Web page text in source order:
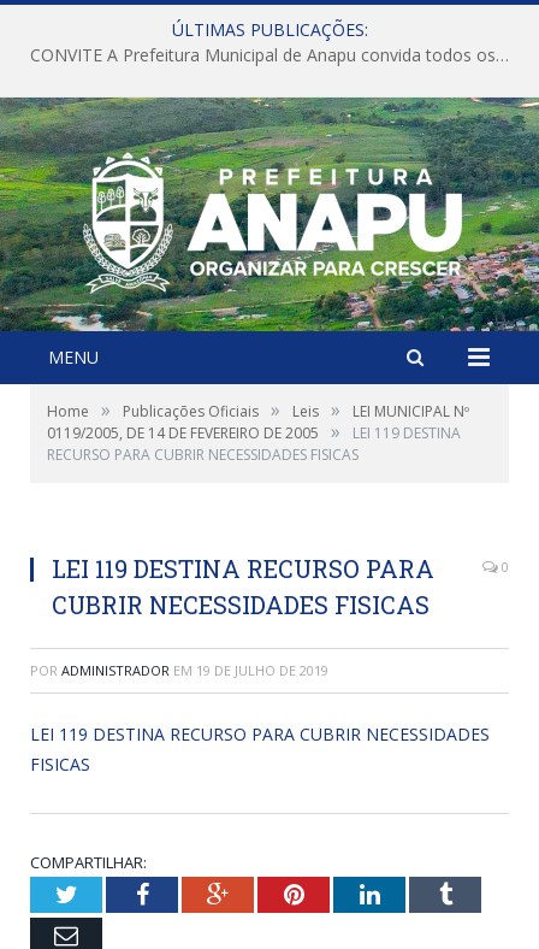
ÚLTIMAS PUBLICAÇÕES:
CONVITE A Prefeitura Municipal de Anapu convida todos os servidores públicos municipais para participarem da Audiência Pública de discussão da Lei de Diretrizes Orçamentárias (LDO), importante instrumento de planejamento das ações e investimentos da Administração Pública para o próximo exercício financeiro.
MENU
Home » Publicações Oficiais » Leis »
LEI MUNICIPAL Nº
0119/2005, DE 14 DE FEVEREIRO DE 2005
»
LEI 119 DESTINA
RECURSO PARA CUBRIR NECESSIDADES FISICAS
LEI 119 DESTINA RECURSO PARA
CUBRIR NECESSIDADES FISICAS
0
POR ADMINISTRADOR EM 19 DE JULHO DE 2019
LEI 119 DESTINA RECURSO PARA CUBRIR NECESSIDADES
FISICAS
COMPARTILHAR:
TwitterFacebookGoogle+PinterestLinkedInTumblr
Email